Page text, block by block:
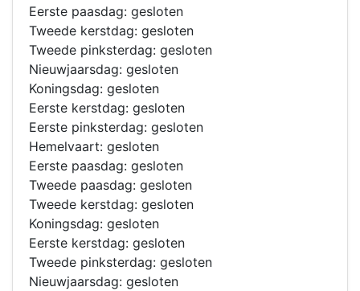
Eerste paasdag: gesloten
Tweede kerstdag: gesloten
Tweede pinksterdag: gesloten
Nieuwjaarsdag: gesloten
Koningsdag: gesloten
Eerste kerstdag: gesloten
Eerste pinksterdag: gesloten
Hemelvaart: gesloten
Eerste paasdag: gesloten
Tweede paasdag: gesloten
Tweede kerstdag: gesloten
Koningsdag: gesloten
Eerste kerstdag: gesloten
Tweede pinksterdag: gesloten
Nieuwjaarsdag: gesloten